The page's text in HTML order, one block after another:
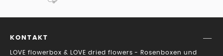
KONTAKT
LOVE flowerbox & LOVE dried flowers - Rosenboxen und